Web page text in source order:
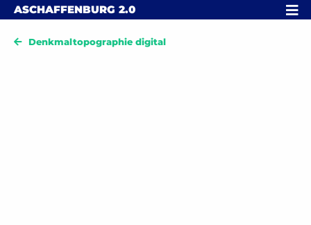
Skip to content
ASCHAFFENBURG 2.0 MENÜ
Denkmaltopographie digital